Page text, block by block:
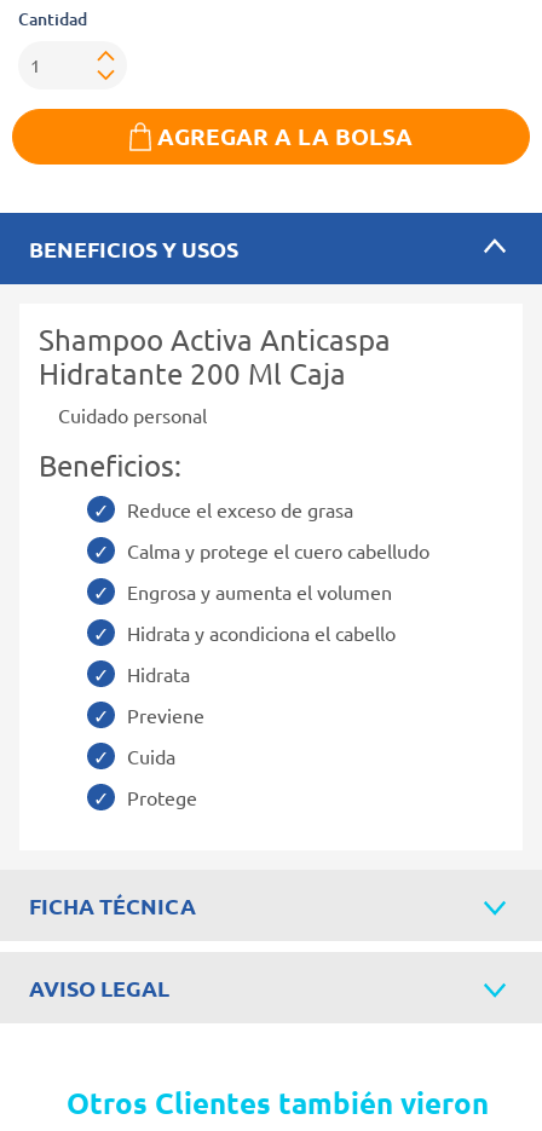
Cantidad
AGREGAR A LA BOLSA
BENEFICIOS Y USOS
Shampoo Activa Anticaspa
Hidratante 200 Ml Caja
Cuidado personal
Beneficios:
Reduce el exceso de grasa
Calma y protege el cuero cabelludo
Engrosa y aumenta el volumen
Hidrata y acondiciona el cabello
Hidrata
Previene
Cuida
Protege
FICHA TÉCNICA
AVISO LEGAL
Otros Clientes también vieron